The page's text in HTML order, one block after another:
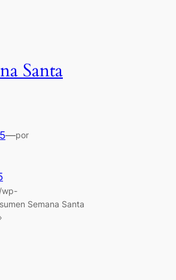
Santa
—por
wp-
Semana Santa